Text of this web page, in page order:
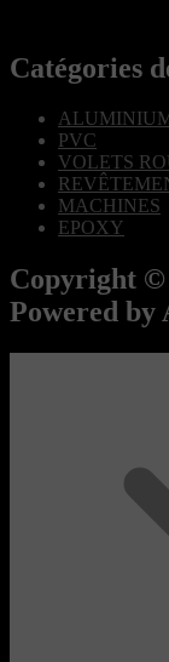
Catégories
ALUMINIUM
PVC
VOLETS
MACHINES
EPOXY
Copyright ©
Powered by